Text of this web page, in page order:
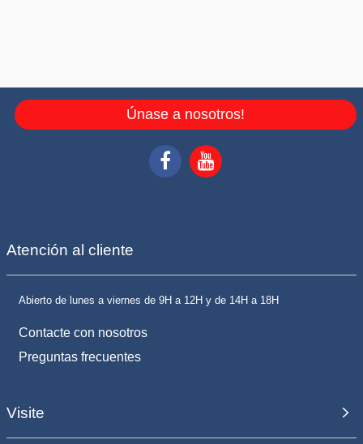
Únase a nosotros!
Atención al cliente
Abierto de lunes a viernes de 9H a 12H y de 14H a 18H
Contacte con nosotros
Preguntas frecuentes
Visite